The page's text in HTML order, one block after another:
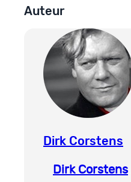
Auteur
Dirk Corstens
Dirk Corstens